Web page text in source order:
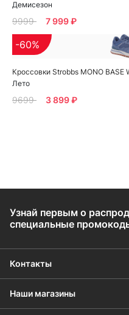
Демисезон
9999 7 999 ₽
Кроссовки Strobbs MONO BASE
Лето
-60%
9699 3 899 ₽
Узнай первым о
специальные
Контакты
Наши магазины